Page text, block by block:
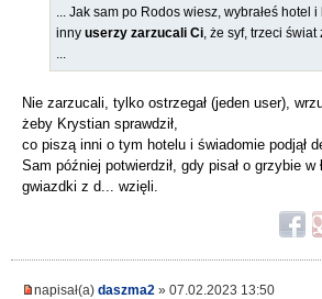
... Jak sam po Rodos wiesz, wybrałeś hotel i
inny userzy zarzucali Ci, że syf, trzeci świat
...
Nie zarzucali, tylko ostrzegał (jeden user),
żeby Krystian sprawdził,
co piszą inni o tym hotelu i świadomie podjął
Sam później potwierdził, gdy pisał o grzybie w
gwiazdki z d... wzięli.
napisał(a) daszma2 » 07.02.2023 13:50